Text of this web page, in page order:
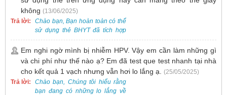
không (13/06/2025)
Trả lời:
Chào bạn, Bạn hoàn toàn có thể
sử dụng thẻ BHYT đã tích hợp
trên ứng dụng VssID khi đến
khám và không cần mang theo
thẻ giấy.
Em nghi ngờ mình bị nhiễm HPV. Vậy em cần làm những gì
và chi phí như thế nào ạ? Em đã test que test nhanh tại nhà
cho kết quả 1 vạch nhưng vẫn hơi lo lắng ạ. (25/05/2025)
Trả lời:
Chào bạn, Chúng tôi hiểu rằng
bạn đang có những lo lắng về